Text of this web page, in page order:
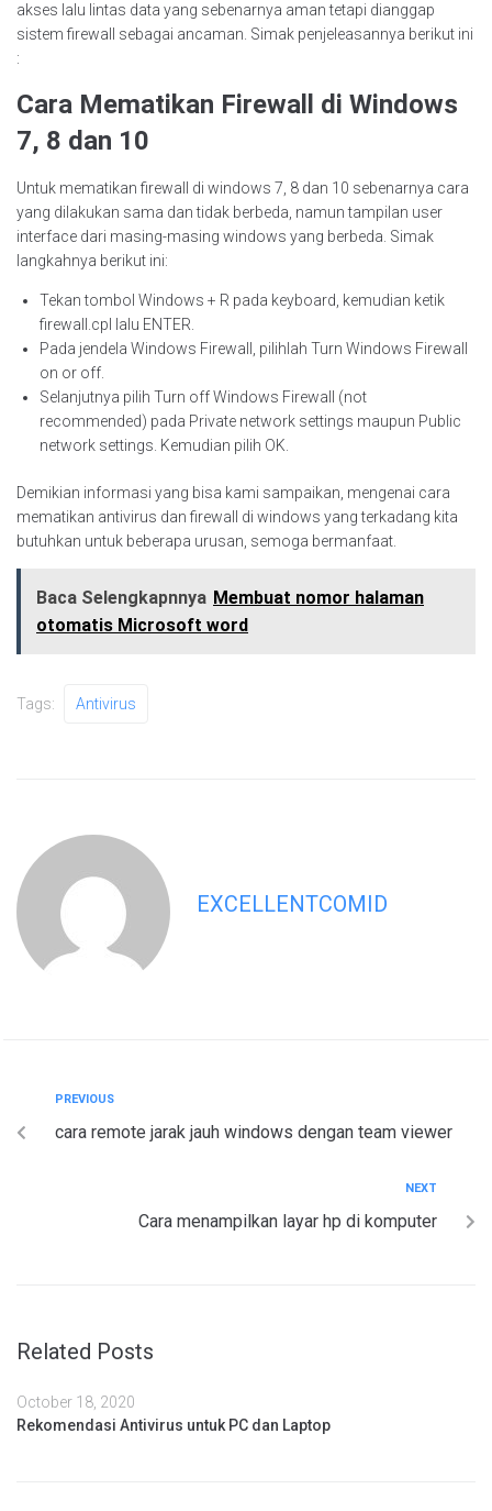
akses lalu lintas data yang sebenarnya aman tetapi dianggap
sistem firewall sebagai ancaman. Simak penjeleasannya berikut ini
:
Cara Mematikan Firewall di Windows
7, 8 dan 10
Untuk mematikan firewall di windows 7, 8 dan 10 sebenarnya cara
yang dilakukan sama dan tidak berbeda, namun tampilan user
interface dari masing-masing windows yang berbeda. Simak
langkahnya berikut ini:
Tekan tombol Windows + R pada keyboard, kemudian ketik
firewall.cpl lalu ENTER.
Pada jendela Windows Firewall, pilihlah Turn Windows Firewall
on or off.
Selanjutnya pilih Turn off Windows Firewall (not
recommended) pada Private network settings maupun Public
network settings. Kemudian pilih OK.
Demikian informasi yang bisa kami sampaikan, mengenai cara
mematikan antivirus dan firewall di windows yang terkadang kita
butuhkan untuk beberapa urusan, semoga bermanfaat.
Baca Selengkapnnya Membuat nomor halaman
otomatis Microsoft word
Tags: Antivirus
EXCELLENTCOMID
PREVIOUS
cara remote jarak jauh windows dengan team viewer
NEXT
Cara menampilkan layar hp di komputer
Related Posts
October 18, 2020
Rekomendasi Antivirus untuk PC dan Laptop